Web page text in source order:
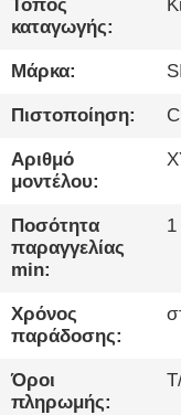
ΠΕΡΊΠΟΥ
ΕΜΕΊΣ
ΓΎΡΟΣ
ΠΟΙΟΤΙΚΌΣ
ΈΛΕΓΧΟΣ
ΜΑΣ
ΕΛΆΤΕ
Τόπος
καταγωγής:
Μάρκα:
Πιστοποίηση:
Αριθμό
μοντέλου:
Ποσότητα
παραγγελίας
min:
1
Χρόνος
παράδοσης:
Όροι
πληρωμής: